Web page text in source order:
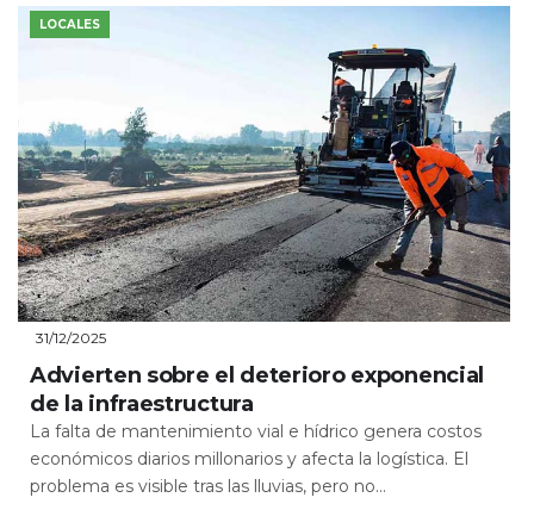
LOCALES
31/12/2025
Advierten sobre el deterioro exponencial
de la infraestructura
La falta de mantenimiento vial e hídrico genera costos
económicos diarios millonarios y afecta la logística. El
problema es visible tras las lluvias, pero no...